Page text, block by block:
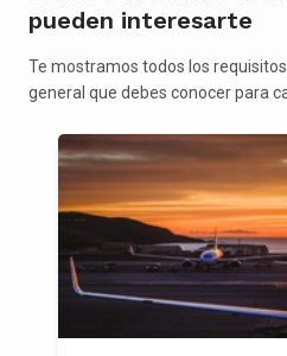
pueden interesarte
Te mostramos todos los
general que debes conocer para